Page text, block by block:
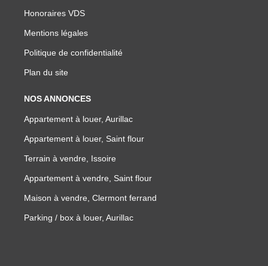
Honoraires VDS
Mentions légales
Politique de confidentialité
Plan du site
NOS ANNONCES
Appartement à louer, Aurillac
Appartement à louer, Saint flour
Terrain à vendre, Issoire
Appartement à vendre, Saint flour
Maison à vendre, Clermont ferrand
Parking / box à louer, Aurillac